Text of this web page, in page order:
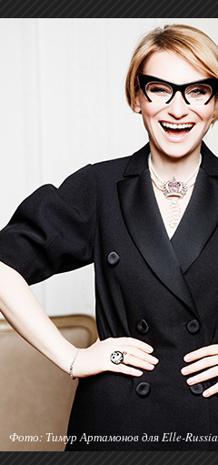
Фото: Тимур Артамонов для Elle-Russia